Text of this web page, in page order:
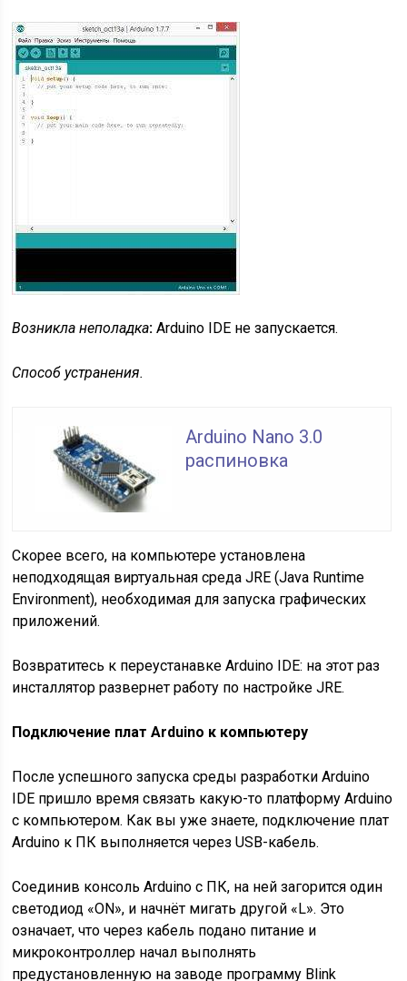
Возникла неполадка: Arduino IDE не запускается.
Способ устранения.
Arduino Nano 3.0
распиновка
Скорее всего, на компьютере установлена
неподходящая виртуальная среда JRE (Java Runtime
Environment), необходимая для запуска графических
приложений.
Возвратитесь к переустанавке Arduino IDE: на этот раз
инсталлятор развернет работу по настройке JRE.
Подключение плат Arduino к компьютеру
После успешного запуска среды разработки Arduino
IDE пришло время связать какую-то платформу Arduino
с компьютером. Как вы уже знаете, подключение плат
Arduino к ПК выполняется через USB-кабель.
Соединив консоль Arduino с ПК, на ней загорится один
светодиод «ON», и начнёт мигать другой «L». Это
означает, что через кабель подано питание и
микроконтроллер начал выполнять
предустановленную на заводе программу Blink